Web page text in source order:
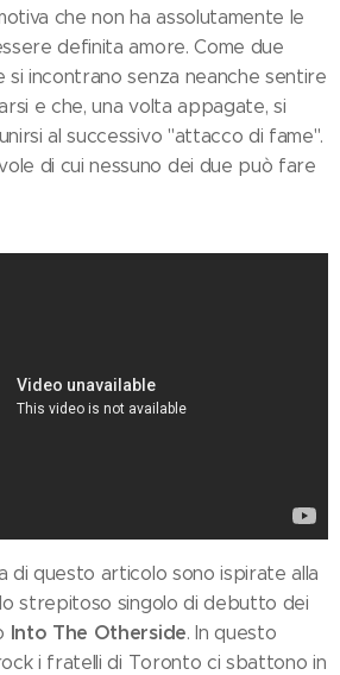
che non ha assolutamente le
definita amore. Come due
si incontrano senza neanche sentire
e che, una volta appagate, si
al successivo "attacco di fame".
di cui nessuno dei due può fare
di questo articolo sono ispirate alla
strepitoso singolo di debutto dei
Into The Otherside. In questo
i fratelli di Toronto ci sbattono in